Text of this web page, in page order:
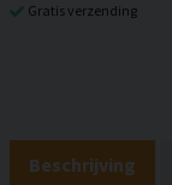
Gratis verzending
Beschrijving